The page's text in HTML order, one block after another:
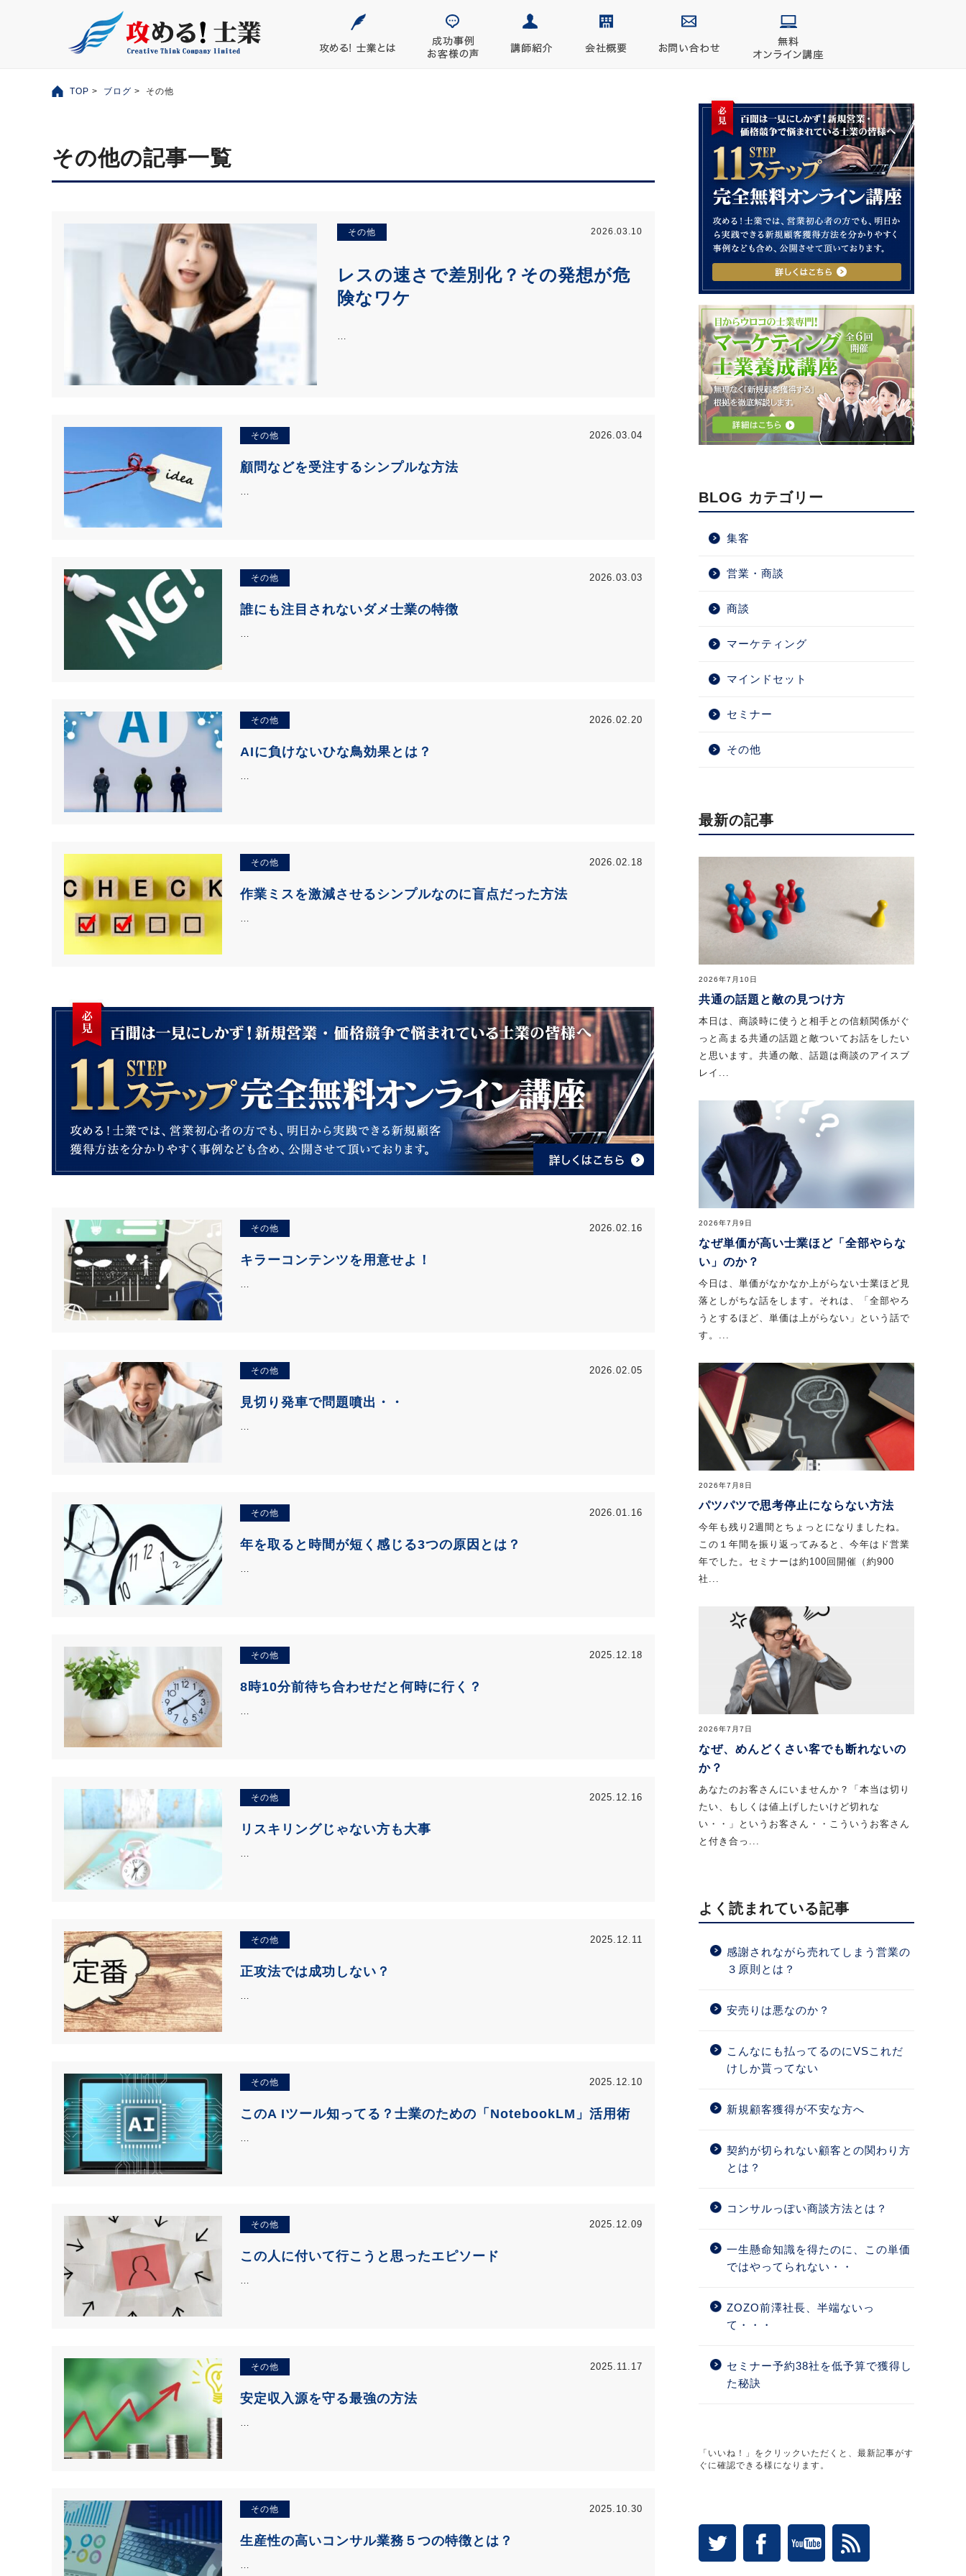
TOP > ブログ > その他
その他の記事一覧
2026.03.10
その他
レスの速さで差別化？その発想が危
険なワケ
…
その他 2026.03.04
顧問などを受注するシンプルな方法
…
その他 2026.03.03
誰にも注目されないダメ士業の特徴
…
その他 2026.02.20
AIに負けないひな鳥効果とは？
…
その他 2026.02.18
作業ミスを激減させるシンプルなのに盲点だった方法
…
その他 2026.02.16
キラーコンテンツを用意せよ！
…
その他 2026.02.05
見切り発車で問題噴出・・
…
その他 2026.01.16
年を取ると時間が短く感じる3つの原因とは？
…
その他 2025.12.18
8時10分前待ち合わせだと何時に行く？
…
その他 2025.12.16
リスキリングじゃない方も大事
…
その他 2025.12.11
正攻法では成功しない？
…
その他 2025.12.10
このA Iツール知ってる？士業のための「NotebookLM」活用術
…
その他 2025.12.09
この人に付いて行こうと思ったエピソード
…
その他 2025.11.17
安定収入源を守る最強の方法
…
その他 2025.10.30
生産性の高いコンサル業務５つの特徴とは？
…
BLOG カテゴリー
集客
営業・商談
商談
マーケティング
マインドセット
セミナー
その他
最新の記事
2026年7月10日
共通の話題と敵の見つけ方
本日は、商談時に使うと相手との信頼関係がぐ
っと高まる共通の話題と敵ついてお話をしたい
と思います。共通の敵、話題は商談のアイスブ
レイ...
2026年7月9日
なぜ単価が高い士業ほど「全部やらな
い」のか？
今日は、単価がなかなか上がらない士業ほど見
落としがちな話をします。それは、「全部やろ
うとするほど、単価は上がらない」という話で
す。...
2026年7月8日
パツパツで思考停止にならない方法
今年も残り2週間とちょっとになりましたね。
この１年間を振り返ってみると、今年はド営業
年でした。セミナーは約100回開催（約900
社...
2026年7月7日
なぜ、めんどくさい客でも断れないの
か？
あなたのお客さんにいませんか？「本当は切り
たい、もしくは値上げしたいけど切れな
い・・」というお客さん・・こういうお客さん
と付き合っ...
よく読まれている記事
感謝されながら売れてしまう営業の
３原則とは？
安売りは悪なのか？
こんなにも払ってるのにVSこれだ
けしか貰ってない
新規顧客獲得が不安な方へ
契約が切られない顧客との関わり方
とは？
コンサルっぽい商談方法とは？
一生懸命知識を得たのに、この単価
ではやってられない・・
ZOZO前澤社長、半端ないっ
て・・・
セミナー予約38社を低予算で獲得し
た秘訣
「いいね！」をクリックいただくと、最新記事がす
ぐに確認できる様になります。